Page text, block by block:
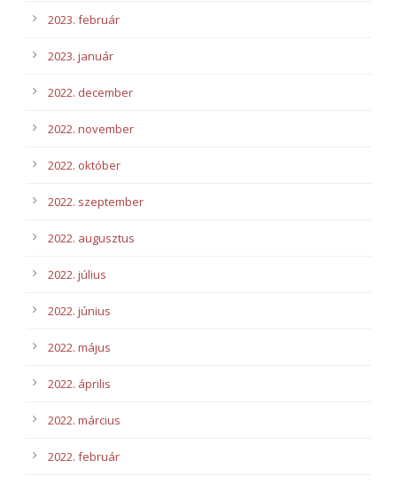
2023. február
2023. január
2022. december
2022. november
2022. október
2022. szeptember
2022. augusztus
2022. július
2022. június
2022. május
2022. április
2022. március
2022. február